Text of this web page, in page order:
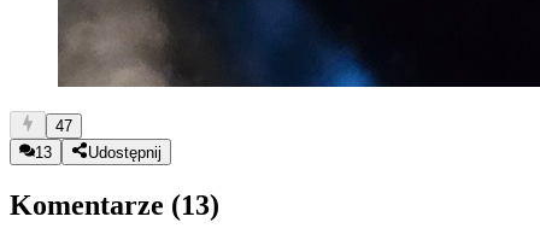
47
13
Udostępnij
Komentarze (13)